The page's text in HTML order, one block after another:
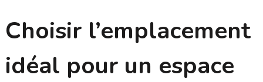
Choisir l’emplacement
idéal pour un espace